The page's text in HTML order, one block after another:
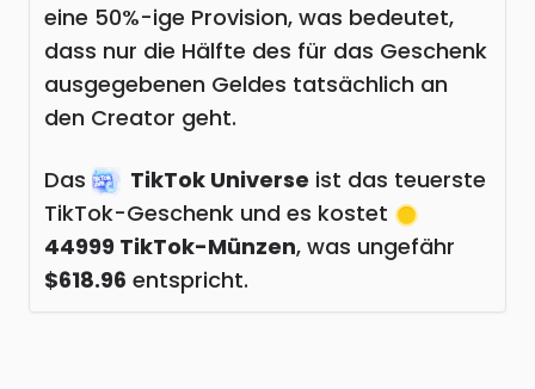
eine 50%-ige Provision, was bedeutet,
dass nur die Hälfte des für das Geschenk
ausgegebenen Geldes tatsächlich an
den Creator geht.
Das TikTok Universe ist das teuerste
TikTok-Geschenk und es kostet
44999 TikTok-Münzen, was ungefähr
$618.96 entspricht.